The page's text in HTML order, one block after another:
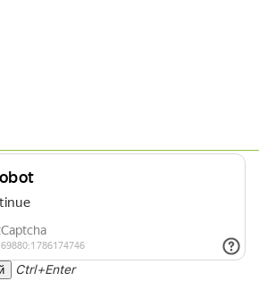
Ctrl+Enter